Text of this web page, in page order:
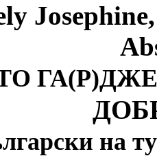
ГА(Р)ДЖЕ
на